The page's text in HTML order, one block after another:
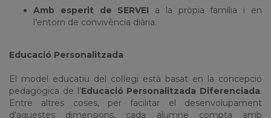
Amb esperit de SERVEI a la pròpia família i en
l’entorn de convivència diària.
Educació Personalitzada
El model educatiu del col·legi està basat en la concepció
pedagògica de l’Educació Personalitzada Diferenciada.
Entre altres coses, per facilitar el desenvolupament
d'aquestes dimensions, cada alumne compta amb